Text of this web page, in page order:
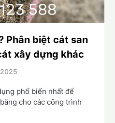
Phân biệt cát san
xây dựng khác
phổ biến nhất để
cho các công trình